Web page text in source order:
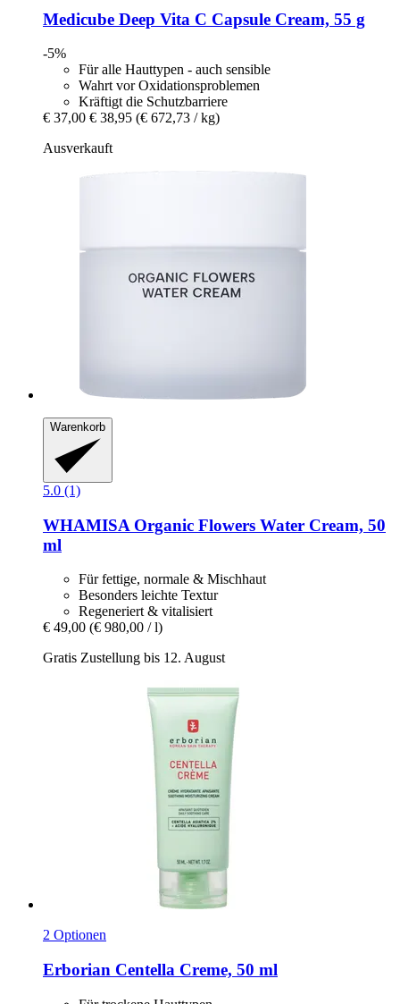
Medicube Deep Vita C Capsule Cream, 55 g
-5%
Für alle Hauttypen - auch sensible
Wahrt vor Oxidationsproblemen
Kräftigt die Schutzbarriere
€ 37,00 € 38,95 (€ 672,73 / kg)
Ausverkauft
Warenkorb
5.0 (1)
WHAMISA Organic Flowers Water Cream, 50
ml
Für fettige, normale & Mischhaut
Besonders leichte Textur
Regeneriert & vitalisiert
€ 49,00 (€ 980,00 / l)
Gratis Zustellung bis 12. August
2 Optionen
Erborian Centella Creme, 50 ml